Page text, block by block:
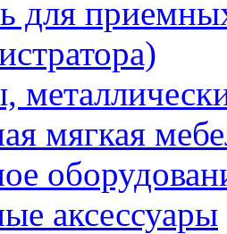
для
мягкая
аксессуары